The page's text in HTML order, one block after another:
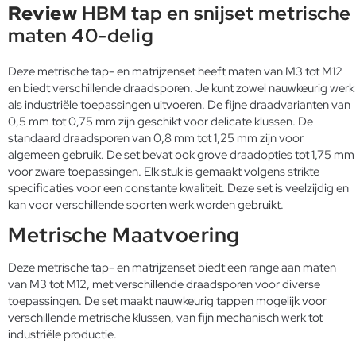
Review HBM tap en snijset metrische
maten 40-delig
Deze metrische tap- en matrijzenset heeft maten van M3 tot M12
en biedt verschillende draadsporen. Je kunt zowel nauwkeurig werk
als industriële toepassingen uitvoeren. De fijne draadvarianten van
0,5 mm tot 0,75 mm zijn geschikt voor delicate klussen. De
standaard draadsporen van 0,8 mm tot 1,25 mm zijn voor
algemeen gebruik. De set bevat ook grove draadopties tot 1,75 mm
voor zware toepassingen. Elk stuk is gemaakt volgens strikte
specificaties voor een constante kwaliteit. Deze set is veelzijdig en
kan voor verschillende soorten werk worden gebruikt.
Metrische Maatvoering
Deze metrische tap- en matrijzenset biedt een range aan maten
van M3 tot M12, met verschillende draadsporen voor diverse
toepassingen. De set maakt nauwkeurig tappen mogelijk voor
verschillende metrische klussen, van fijn mechanisch werk tot
industriële productie.